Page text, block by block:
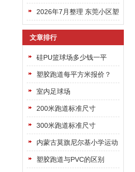
找？
道企业怎么选？看完这篇就
2026年7月整理 东莞小区塑
胶跑道正规厂家挑选避坑全
指南
文章排行
硅PU篮球场多少钱一平
方？
塑胶跑道每平方米报价？
室内足球场
200米跑道标准尺寸
300米跑道标准尺寸
内蒙古莫旗尼尔基小学运动
场
塑胶跑道与PVC的区别